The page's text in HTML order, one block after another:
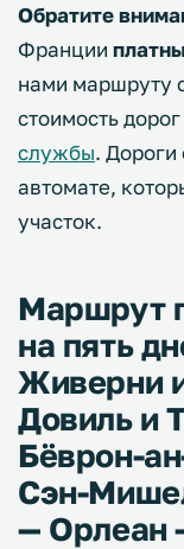
Обратите
Франции
нами маршруту
стоимость
службы. Дороги
автомате,
участок.
Маршрут
на пять
Живерни
Довиль и
Бёврон-
Сэн-
— Орлеан